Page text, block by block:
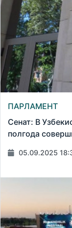
ПАРЛАМЕНТ
Сенат: В
полгода
05.09.2025